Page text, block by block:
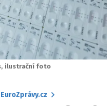
ilustrační foto